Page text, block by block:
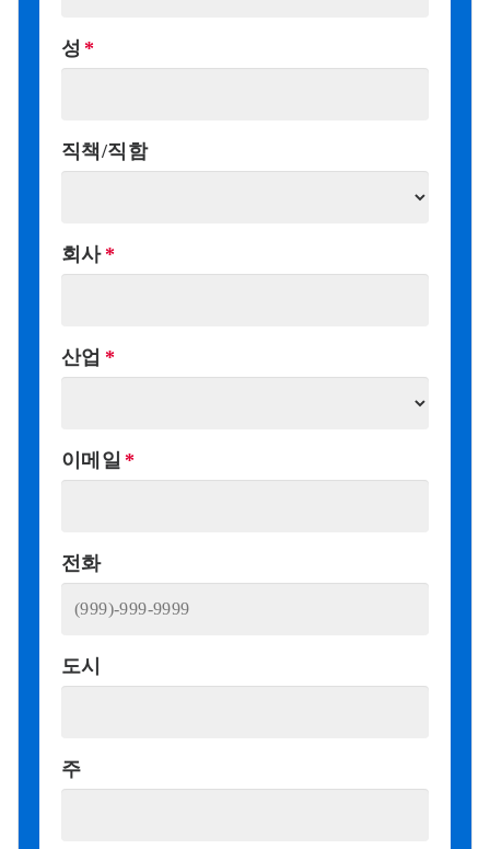
성
직책/직함
회사
산업
이메일
전화
도시
주